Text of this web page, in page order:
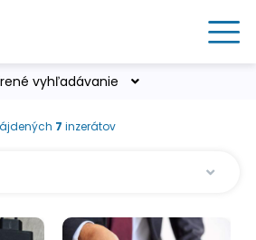
vyhľadávanie
7 inzerátov